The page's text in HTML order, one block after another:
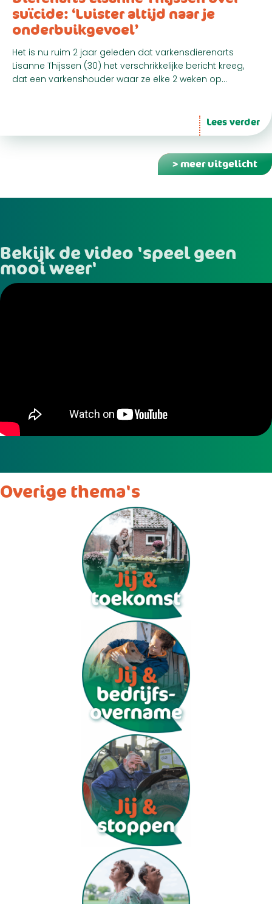
suïcide: ‘Luister altijd naar je
onderbuikgevoel’
Het is nu ruim 2 jaar geleden dat varkensdierenarts
Lisanne Thijssen (30) het verschrikkelijke bericht kreeg,
dat een varkenshouder waar ze elke 2 weken op…
Lees verder
> meer uitgelicht
Bekijk de video 'speel geen
mooi weer'
Overige thema's